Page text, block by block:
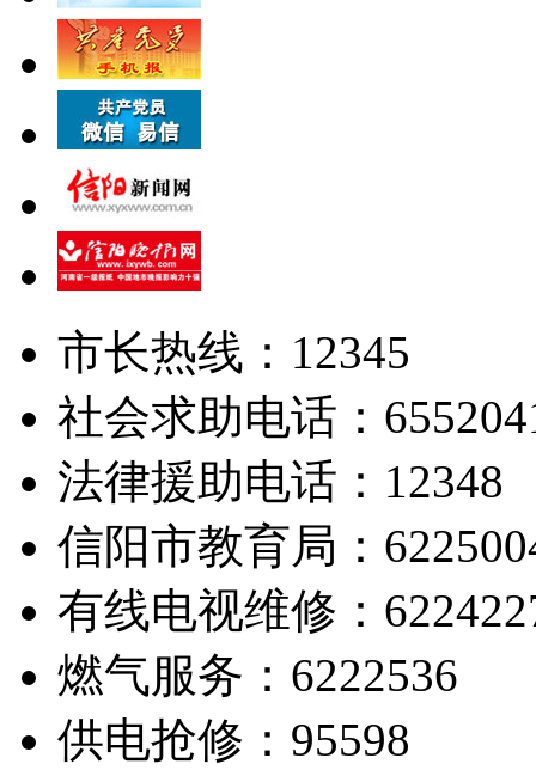
市长热线：12345
社会求助电话：
法律援助电话：12348
信阳市教育局：
有线电视维修：
燃气服务：6222536
供电抢修：95598